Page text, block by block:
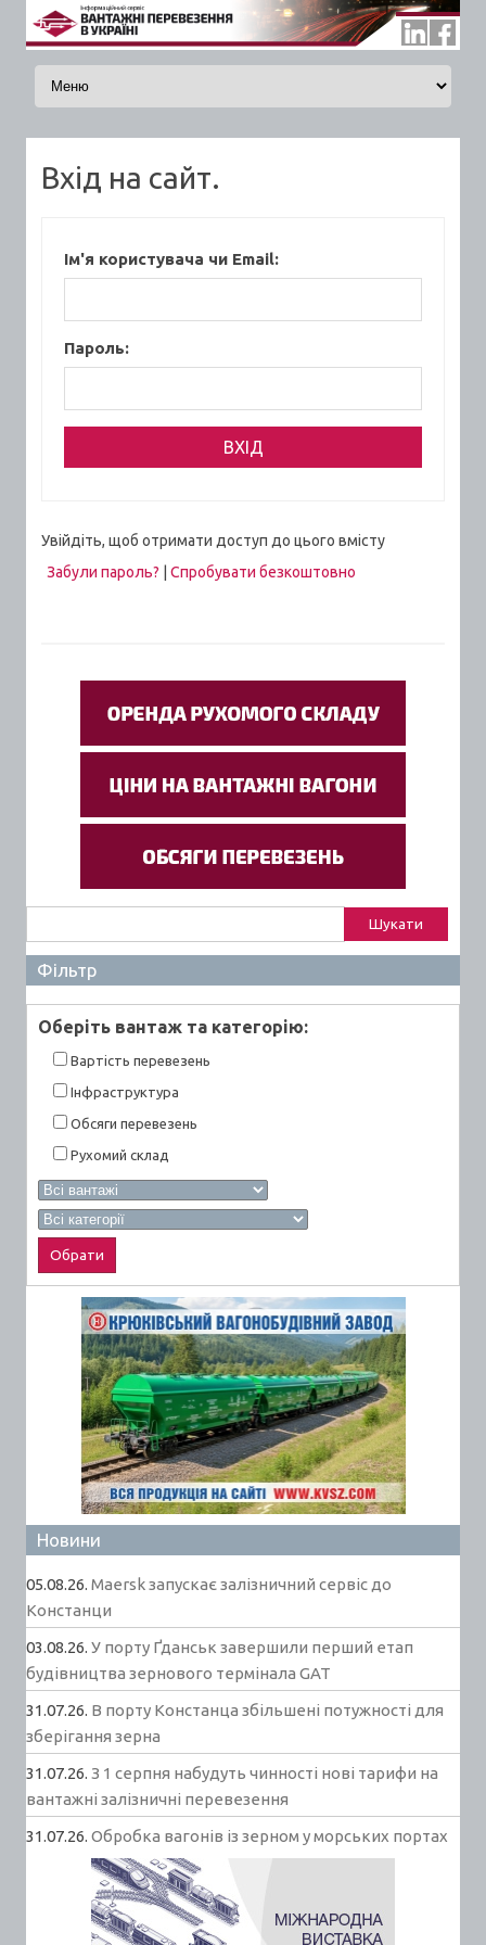
Skip to content
Вхід на сайт.
Ім'я користувача чи Email:
Пароль:
Увійдіть, щоб отримати доступ до цього вмісту
Забули пароль?
Спробувати безкоштовно
Фільтр
Оберiть вантаж та категорiю:
Вартiсть перевезень
Інфраструктура
Обсяги перевезень
Рухомий склад
Новини
05.08.26. Maersk запускає залізничний сервіс до
Констанци
03.08.26. У порту Ґданськ завершили перший етап
будівництва зернового термінала GAT
31.07.26. В порту Констанца збільшені потужності для
зберігання зерна
31.07.26. З 1 серпня набудуть чинності нові тарифи на
вантажні залізничні перевезення
31.07.26. Обробка вагонів із зерном у морських портах